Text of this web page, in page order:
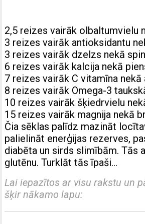
2,5 reizes vairāk olbaltumvielu
3 reizes vairāk antioksidantu
3 reizes vairāk dzelzs nekā
6 reizes vairāk kalcija nekā
7 reizes vairāk C vitamīna nekā
8 reizes vairāk Omega-3
10 reizes vairāk šķiedrvielu
15 reizes vairāk magnija nekā
Čia sēklas palīdz mazināt
palielināt enerģijas rezerves,
diabēta un sirds slimībām. Tās
glutēnu. Turklāt tās īpaši…
Lai iepazītos ar visu rakstu un
šķir nākamo lapu: